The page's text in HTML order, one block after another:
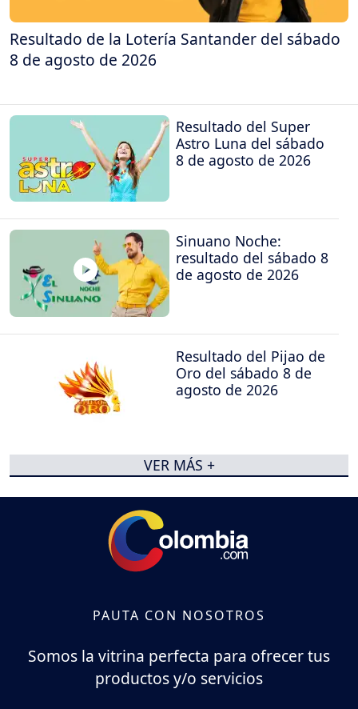
Resultado de la Lotería Santander del sábado
8 de agosto de 2026
Resultado del Super
Astro Luna del sábado
8 de agosto de 2026
Sinuano Noche:
resultado del sábado 8
de agosto de 2026
Resultado del Pijao de
Oro del sábado 8 de
agosto de 2026
VER MÁS +
PAUTA CON NOSOTROS
Somos la vitrina perfecta para ofrecer tus
productos y/o servicios